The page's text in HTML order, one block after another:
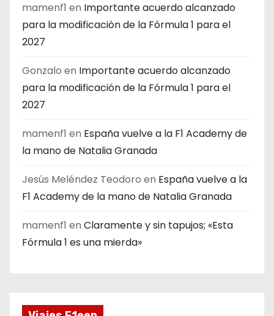
mamenf1 en Importante acuerdo alcanzado
para la modificación de la Fórmula 1 para el
2027
Gonzalo en Importante acuerdo alcanzado
para la modificación de la Fórmula 1 para el
2027
mamenf1 en España vuelve a la F1 Academy de
la mano de Natalia Granada
Jesús Meléndez Teodoro en España vuelve a la
F1 Academy de la mano de Natalia Granada
mamenf1 en Claramente y sin tapujos; «Esta
Fórmula 1 es una mierda»